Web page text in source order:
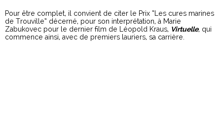
Pour être complet, il convient de citer le Prix “Les cures marines
de Trouville” décerné, pour son interprétation, à Marie
Zabukovec pour le dernier film de Léopold Kraus, Virtuelle, qui
commence ainsi, avec de premiers lauriers, sa carrière.